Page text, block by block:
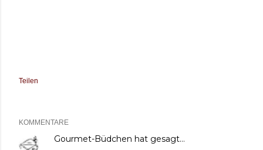
Teilen
KOMMENTARE
Gourmet-Büdchen hat gesagt…